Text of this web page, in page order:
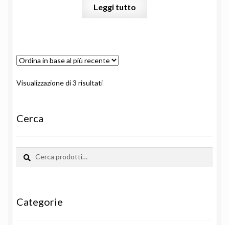
Leggi tutto
Visualizzazione di 3 risultatiOrdina
Cerca
Cerca:
Cerca
Categorie